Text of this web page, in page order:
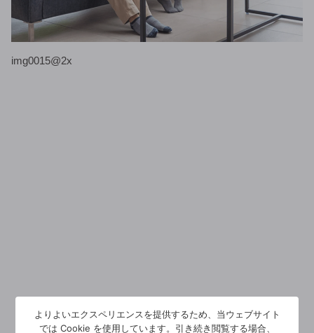
img0015@2x
よりよいエクスペリエンスを提供するため、当ウェブサイト
では Cookie を使用しています。引き続き閲覧する場合、